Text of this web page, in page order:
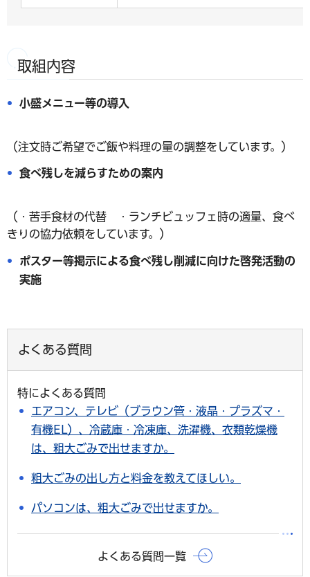
取組内容
小盛メニュー等の導入
（注文時ご希望でご飯や料理の量の調整をしています。）
食べ残しを減らすための案内
（・苦手食材の代替 ・ランチビュッフェ時の適量、食べ
きりの協力依頼をしています。）
ポスター等掲示による食べ残し削減に向けた啓発活動の
実施
よくある質問
特によくある質問
エアコン、テレビ（ブラウン管・液晶・プラズマ・
有機EL）、冷蔵庫・冷凍庫、洗濯機、衣類乾燥機
は、粗大ごみで出せますか。
粗大ごみの出し方と料金を教えてほしい。
パソコンは、粗大ごみで出せますか。
よくある質問一覧